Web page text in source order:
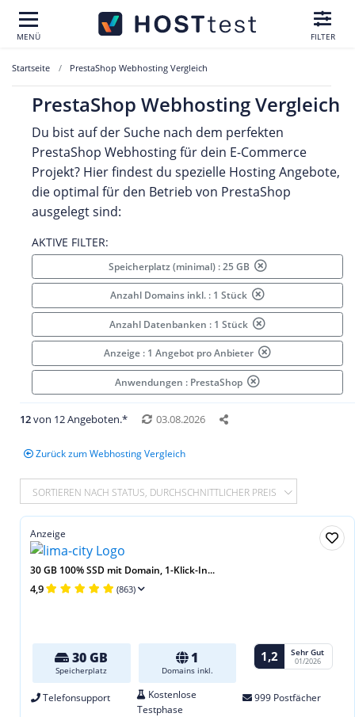
MENÜ FILTER
Startseite PrestaShop Webhosting Vergleich
PrestaShop Webhosting Vergleich
Du bist auf der Suche nach dem perfekten
PrestaShop Webhosting für dein E-Commerce
Projekt? Hier findest du spezielle Hosting Angebote,
die optimal für den Betrieb von PrestaShop
ausgelegt sind:
AKTIVE FILTER:
Speicherplatz (minimal) : 25 GB
Anzahl Domains inkl. : 1 Stück
Anzahl Datenbanken : 1 Stück
Anzeige : 1 Angebot pro Anbieter
Anwendungen : PrestaShop
12von 12 Angeboten.* 03.08.2026
Zurück zum Webhosting Vergleich
SORTIEREN NACH STATUS, DURCHSCHNITTLICHER PREIS
Anzeige
30 GB 100% SSD mit Domain, 1-Klick-In...
4,9 (863)
30 GB
Speicherplatz
1
Domains inkl.
1,2 Sehr Gut
01/2026
Telefonsupport
Kostenlose
Testphase
999 Postfächer